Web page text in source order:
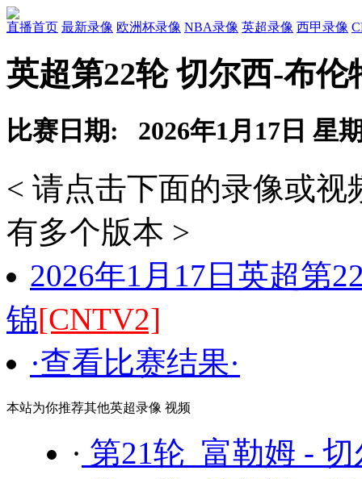
直播首页 最新录像 欧洲杯录像 NBA录像 英超录像 西甲录像
英超第22轮 切尔西-布
比赛日期: 2026年1月17日 星
< 请点击下面的录像或
有多个版本 >
2026年1月17日英超第
锦[CNTV2]
·查看比赛结果·
本站为你推荐其他英超录像 视频
· 第21轮 富勒姆 -